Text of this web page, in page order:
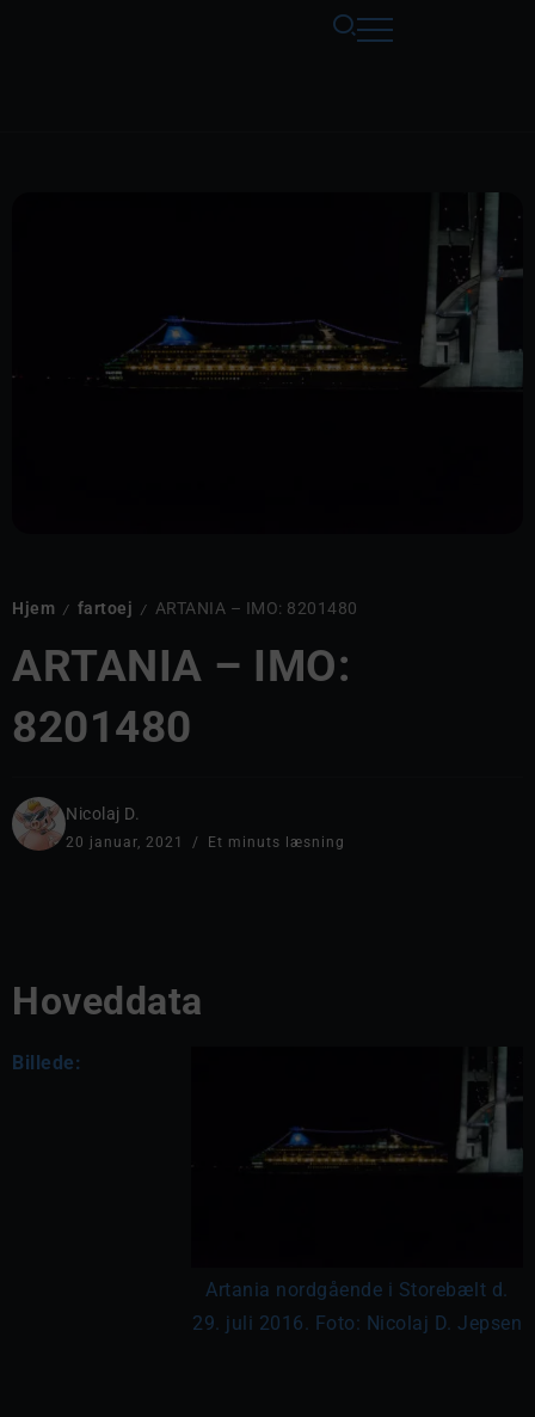
Hjem / fartoej / ARTANIA – IMO: 8201480
ARTANIA – IMO:
8201480
Nicolaj D.
20 januar, 2021 Et minuts læsning
Hoveddata
Billede:
Artania nordgående i Storebælt d.
29. juli 2016. Foto: Nicolaj D. Jepsen